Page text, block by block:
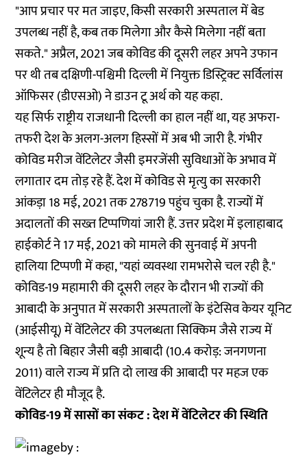
"आप प्रचार पर मत जाइए, किसी सरकारी अस्पताल में बेड
उपलब्ध नहीं है, कब तक मिलेगा और कैसे मिलेगा नहीं बता
सकते." अप्रैल, 2021 जब कोविड की दूसरी लहर अपने उफान
पर थी तब दक्षिणी-पश्चिमी दिल्ली में नियुक्त डिस्ट्रिक्ट सर्विलांस
ऑफिसर (डीएसओ) ने डाउन टू अर्थ को यह कहा.
यह सिर्फ राष्ट्रीय राजधानी दिल्ली का हाल नहीं था, यह अफरा-
तफरी देश के अलग-अलग हिस्सों में अब भी जारी है. गंभीर
कोविड मरीज वेंटिलेटर जैसी इमरजेंसी सुविधाओं के अभाव में
लगातार दम तोड़ रहे हैं. देश मेंकोविड से मृत्यु का सरकारी
आंकड़ा 18 मई, 2021 तक 278719पहुंच चुका है. राज्यों में
अदालतों की सख्त टिप्पणियां जारी हैं. उत्तर प्रदेश में इलाहाबाद
हाईकोर्ट ने 17 मई, 2021 को मामले की सुनवाई में अपनी
हालिया टिप्पणी में कहा, "यहां व्यवस्था रामभरोसे चल रही है."
कोविड-19 महामारी की दूसरी लहर के दौरान भी राज्यों की
आबादी के अनुपात में सरकारी अस्पतालों के इंटेसिव केयर यूनिट
(आईसीयू) में वेंटिलेटर की उपलब्धता सिक्किम जैसे राज्य में
शून्य है तो बिहार जैसी बड़ी आबादी (10.4 करोड़: जनगणना
2011) वाले राज्य में प्रति दो लाख की आबादी पर महज एक
वेंटिलेटर ही मौजूद है.
कोविड-19 में सासों का संकट : देश में वेंटिलेटर की स्थिति